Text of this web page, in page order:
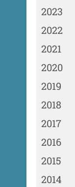
2023
2022
2021
2020
2019
2018
2017
2016
2015
2014